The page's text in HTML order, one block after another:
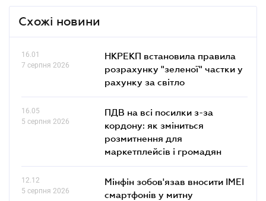
Схожі новини
16.01
7 серпня 2026
НКРЕКП встановила правила
розрахунку "зеленої" частки у
рахунку за світло
16.05
5 серпня 2026
ПДВ на всі посилки з-за
кордону: як зміниться
розмитнення для
маркетплейсів і громадян
12.12
5 серпня 2026
Мінфін зобов'язав вносити IMEI
смартфонів у митну